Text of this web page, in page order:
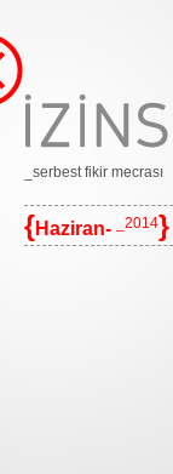
_serbest fikir mecrası
{Haziran- _2014}